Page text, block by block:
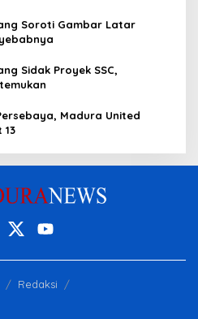
Soroti Gambar Latar
Sidak Proyek SSC,
Madura United
13
Redaksi